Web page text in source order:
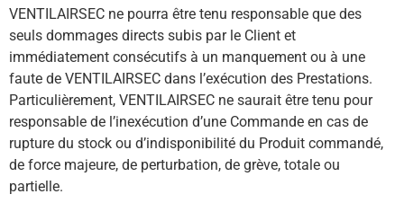
VENTILAIRSEC ne pourra être tenu responsable que des
seuls dommages directs subis par le Client et
immédiatement consécutifs à un manquement ou à une
faute de VENTILAIRSEC dans l’exécution des Prestations.
Particulièrement, VENTILAIRSEC ne saurait être tenu pour
responsable de l’inexécution d’une Commande en cas de
rupture du stock ou d’indisponibilité du Produit commandé,
de force majeure, de perturbation, de grève, totale ou
partielle.